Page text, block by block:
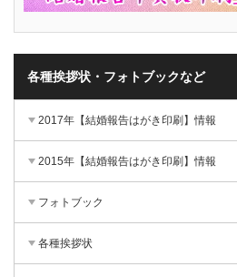
各種挨拶状・フォトブックなど
2017年【結婚報告はがき印刷】情報
2015年【結婚報告はがき印刷】情報
フォトブック
各種挨拶状